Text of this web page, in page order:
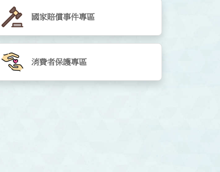
國家賠償事件專區
消費者保護專區